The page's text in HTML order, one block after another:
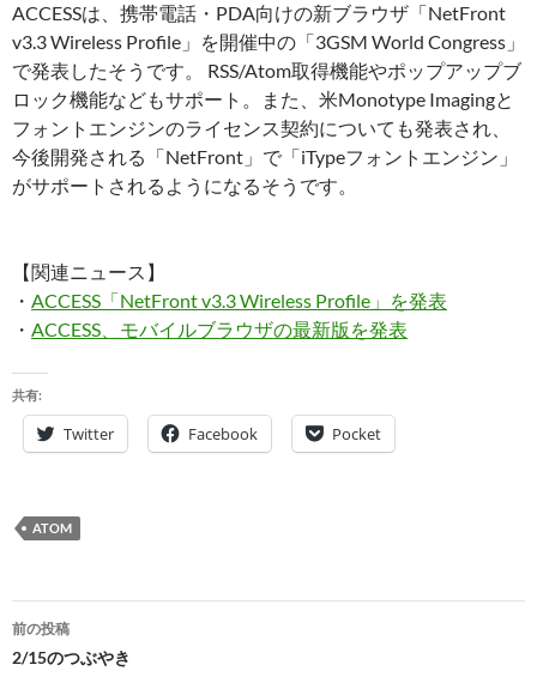
ACCESSは、携帯電話・PDA向けの新ブラウザ「NetFront
v3.3 Wireless Profile」を開催中の「3GSM World Congress」
で発表したそうです。 RSS/Atom取得機能やポップアップブ
ロック機能などもサポート。また、米Monotype Imagingと
フォントエンジンのライセンス契約についても発表され、
今後開発される「NetFront」で「iTypeフォントエンジン」
がサポートされるようになるそうです。
【関連ニュース】
・ ACCESS「NetFront v3.3 Wireless Profile」を発表
・ ACCESS、モバイルブラウザの最新版を発表
共有:
Twitter Facebook Pocket
ATOM
投
稿
前の投稿
2/15のつぶやき